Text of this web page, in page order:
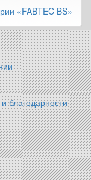
«FABTEC BS»
благодарности